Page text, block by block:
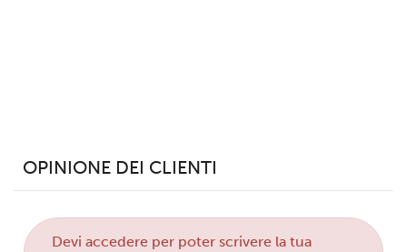
OPINIONE DEI CLIENTI
Deviaccedere per poter scrivere la tua